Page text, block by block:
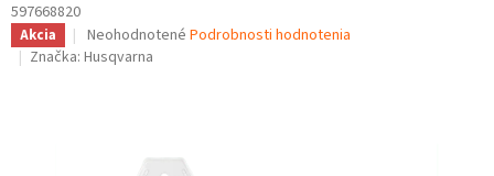
597668820
Akcia
Priemerné
hodnotenie
Neohodnotené Podrobnosti hodnotenia
Značka: Husqvarna